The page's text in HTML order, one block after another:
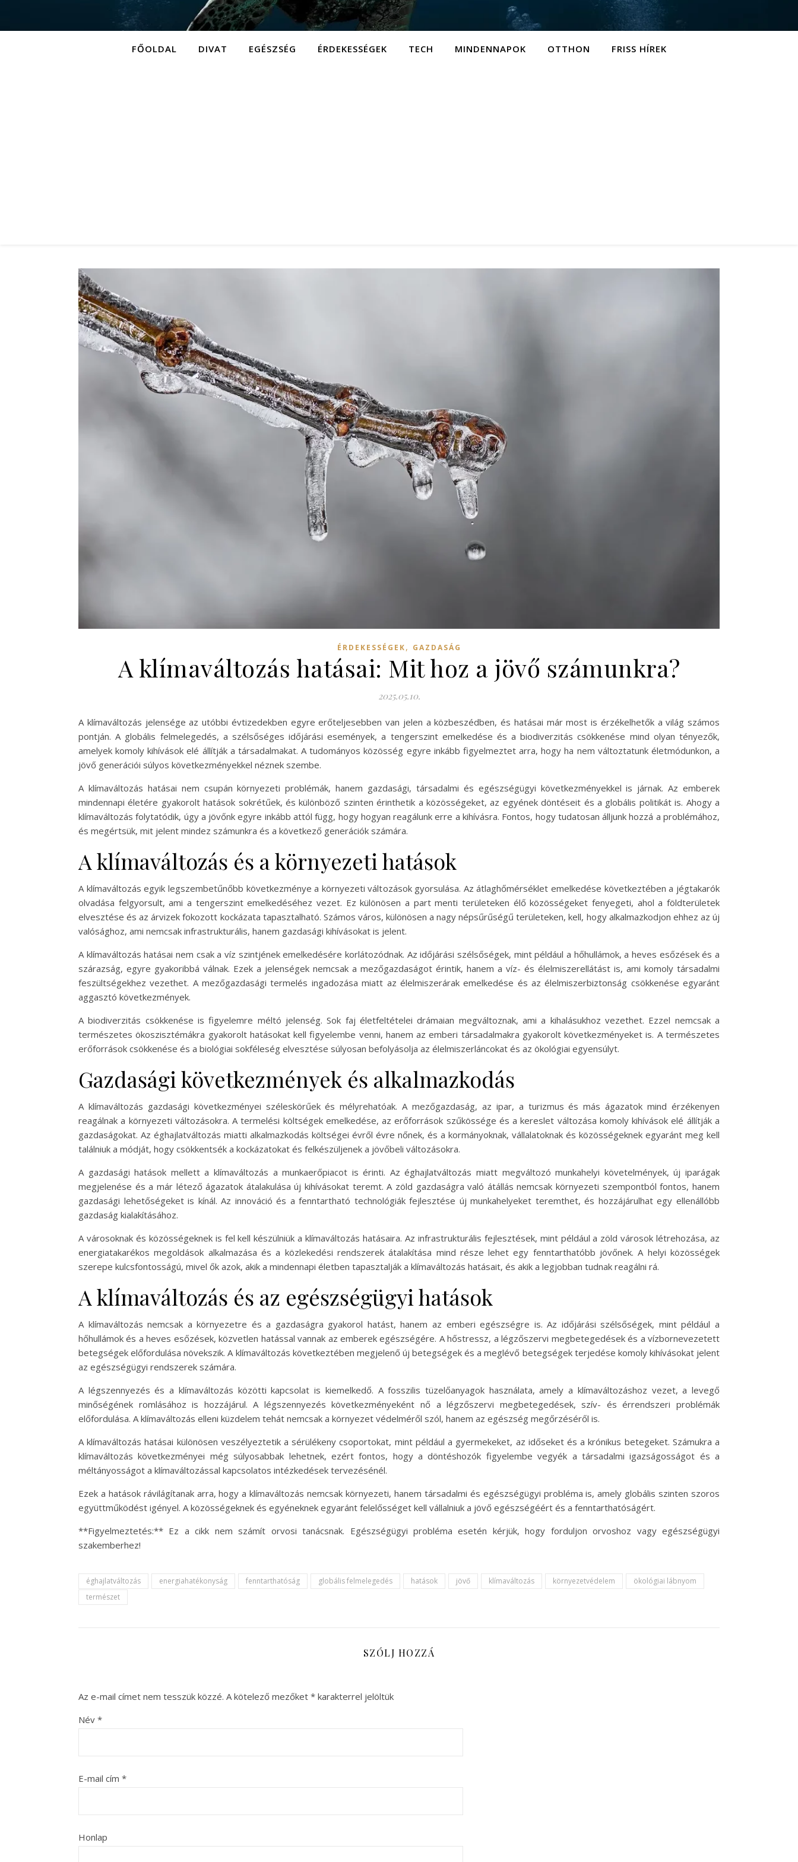
FŐOLDAL DIVAT EGÉSZSÉG ÉRDEKESSÉGEK TECH MINDENNAPOK OTTHON FRISS HÍREK
ÉRDEKESSÉGEK, GAZDASÁG
A klímaváltozás hatásai: Mit hoz a jövő számunkra?
2025.05.10.
A klímaváltozás jelensége az utóbbi évtizedekben egyre erőteljesebben van jelen a közbeszédben, és hatásai már most is érzékelhetők a világ számos
pontján. A globális felmelegedés, a szélsőséges időjárási események, a tengerszint emelkedése és a biodiverzitás csökkenése mind olyan tényezők,
amelyek komoly kihívások elé állítják a társadalmakat. A tudományos közösség egyre inkább figyelmeztet arra, hogy ha nem változtatunk életmódunkon, a
jövő generációi súlyos következményekkel néznek szembe.
A klímaváltozás hatásai nem csupán környezeti problémák, hanem gazdasági, társadalmi és egészségügyi következményekkel is járnak. Az emberek
mindennapi életére gyakorolt hatások sokrétűek, és különböző szinten érinthetik a közösségeket, az egyének döntéseit és a globális politikát is. Ahogy a
klímaváltozás folytatódik, úgy a jövőnk egyre inkább attól függ, hogy hogyan reagálunk erre a kihívásra. Fontos, hogy tudatosan álljunk hozzá a problémához,
és megértsük, mit jelent mindez számunkra és a következő generációk számára.
A klímaváltozás és a környezeti hatások
A klímaváltozás egyik legszembetűnőbb következménye a környezeti változások gyorsulása. Az átlaghőmérséklet emelkedése következtében a jégtakarók
olvadása felgyorsult, ami a tengerszint emelkedéséhez vezet. Ez különösen a part menti területeken élő közösségeket fenyegeti, ahol a földterületek
elvesztése és az árvizek fokozott kockázata tapasztalható. Számos város, különösen a nagy népsűrűségű területeken, kell, hogy alkalmazkodjon ehhez az új
valósághoz, ami nemcsak infrastrukturális, hanem gazdasági kihívásokat is jelent.
A klímaváltozás hatásai nem csak a víz szintjének emelkedésére korlátozódnak. Az időjárási szélsőségek, mint például a hőhullámok, a heves esőzések és a
szárazság, egyre gyakoribbá válnak. Ezek a jelenségek nemcsak a mezőgazdaságot érintik, hanem a víz- és élelmiszerellátást is, ami komoly társadalmi
feszültségekhez vezethet. A mezőgazdasági termelés ingadozása miatt az élelmiszerárak emelkedése és az élelmiszerbiztonság csökkenése egyaránt
aggasztó következmények.
A biodiverzitás csökkenése is figyelemre méltó jelenség. Sok faj életfeltételei drámaian megváltoznak, ami a kihalásukhoz vezethet. Ezzel nemcsak a
természetes ökoszisztémákra gyakorolt hatásokat kell figyelembe venni, hanem az emberi társadalmakra gyakorolt következményeket is. A természetes
erőforrások csökkenése és a biológiai sokféleség elvesztése súlyosan befolyásolja az élelmiszerláncokat és az ökológiai egyensúlyt.
Gazdasági következmények és alkalmazkodás
A klímaváltozás gazdasági következményei széleskörűek és mélyrehatóak. A mezőgazdaság, az ipar, a turizmus és más ágazatok mind érzékenyen
reagálnak a környezeti változásokra. A termelési költségek emelkedése, az erőforrások szűkössége és a kereslet változása komoly kihívások elé állítják a
gazdaságokat. Az éghajlatváltozás miatti alkalmazkodás költségei évről évre nőnek, és a kormányoknak, vállalatoknak és közösségeknek egyaránt meg kell
találniuk a módját, hogy csökkentsék a kockázatokat és felkészüljenek a jövőbeli változásokra.
A gazdasági hatások mellett a klímaváltozás a munkaerőpiacot is érinti. Az éghajlatváltozás miatt megváltozó munkahelyi követelmények, új iparágak
megjelenése és a már létező ágazatok átalakulása új kihívásokat teremt. A zöld gazdaságra való átállás nemcsak környezeti szempontból fontos, hanem
gazdasági lehetőségeket is kínál. Az innováció és a fenntartható technológiák fejlesztése új munkahelyeket teremthet, és hozzájárulhat egy ellenállóbb
gazdaság kialakításához.
A városoknak és közösségeknek is fel kell készülniük a klímaváltozás hatásaira. Az infrastrukturális fejlesztések, mint például a zöld városok létrehozása, az
energiatakarékos megoldások alkalmazása és a közlekedési rendszerek átalakítása mind része lehet egy fenntarthatóbb jövőnek. A helyi közösségek
szerepe kulcsfontosságú, mivel ők azok, akik a mindennapi életben tapasztalják a klímaváltozás hatásait, és akik a legjobban tudnak reagálni rá.
A klímaváltozás és az egészségügyi hatások
A klímaváltozás nemcsak a környezetre és a gazdaságra gyakorol hatást, hanem az emberi egészségre is. Az időjárási szélsőségek, mint például a
hőhullámok és a heves esőzések, közvetlen hatással vannak az emberek egészségére. A hőstressz, a légzőszervi megbetegedések és a vízbornevezetett
betegségek előfordulása növekszik. A klímaváltozás következtében megjelenő új betegségek és a meglévő betegségek terjedése komoly kihívásokat jelent
az egészségügyi rendszerek számára.
A légszennyezés és a klímaváltozás közötti kapcsolat is kiemelkedő. A fosszilis tüzelőanyagok használata, amely a klímaváltozáshoz vezet, a levegő
minőségének romlásához is hozzájárul. A légszennyezés következményeként nő a légzőszervi megbetegedések, szív- és érrendszeri problémák
előfordulása. A klímaváltozás elleni küzdelem tehát nemcsak a környezet védelméről szól, hanem az egészség megőrzéséről is.
A klímaváltozás hatásai különösen veszélyeztetik a sérülékeny csoportokat, mint például a gyermekeket, az időseket és a krónikus betegeket. Számukra a
klímaváltozás következményei még súlyosabbak lehetnek, ezért fontos, hogy a döntéshozók figyelembe vegyék a társadalmi igazságosságot és a
méltányosságot a klímaváltozással kapcsolatos intézkedések tervezésénél.
Ezek a hatások rávilágítanak arra, hogy a klímaváltozás nemcsak környezeti, hanem társadalmi és egészségügyi probléma is, amely globális szinten szoros
együttműködést igényel. A közösségeknek és egyéneknek egyaránt felelősséget kell vállalniuk a jövő egészségéért és a fenntarthatóságért.
**Figyelmeztetés:** Ez a cikk nem számít orvosi tanácsnak. Egészségügyi probléma esetén kérjük, hogy forduljon orvoshoz vagy egészségügyi
szakemberhez!
éghajlatváltozás energiahatékonyság fenntarthatóság globális felmelegedés hatások jövő klímaváltozás környezetvédelem
ökológiai lábnyom
természet
SZÓLJ HOZZÁ
Az e-mail címet nem tesszük közzé. A kötelező mezőket * karakterrel jelöltük
Név *
E-mail cím *
Honlap